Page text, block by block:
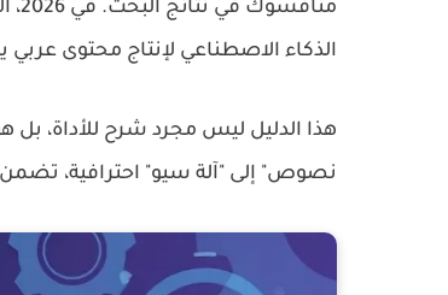
الذكاء الاصطناعي لإنتاج محتوى
هذا الدليل ليس مجرد شرح للأداة، بل
نصوص" إلى "آلة سيو" احترافية، تضمن